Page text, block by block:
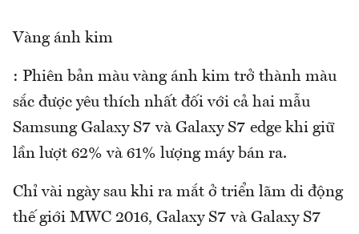
Vàng ánh kim
: Phiên bản màu vàng ánh kim trở thành màu
sắc được yêu thích nhất đối với cả hai mẫu
Samsung Galaxy S7 và Galaxy S7 edge khi giữ
lần lượt 62% và 61% lượng máy bán ra.
Chỉ vài ngày sau khi ra mắt ở triển lãm di động
thế giới MWC 2016, Galaxy S7 và Galaxy S7